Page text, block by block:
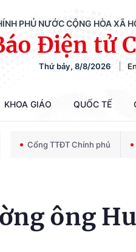
PHỦ NƯỚC CỘNG HÒA XÃ
Điện tử
Thứ bảy, 8/8/2026
KHOA GIÁO QUỐC TẾ
Cổng TTĐT Chính phủ
ông